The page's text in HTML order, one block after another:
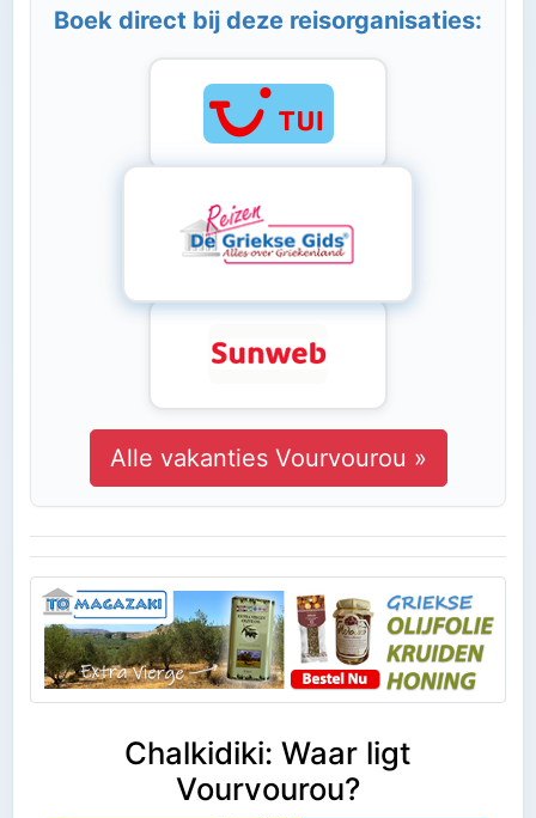
Boek direct bij deze reisorganisaties:
Alle vakanties Vourvourou »
Chalkidiki: Waar ligt
Vourvourou?